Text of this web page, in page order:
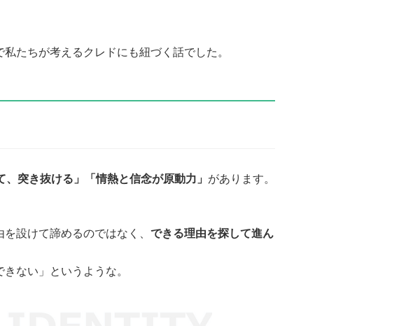
たちが考えるクレドにも紐づく話でした。
、突き抜ける」「情熱と信念が原動力」 があります。
設けて諦めるのではなく、 できる理由を探して進ん
ない」というような。